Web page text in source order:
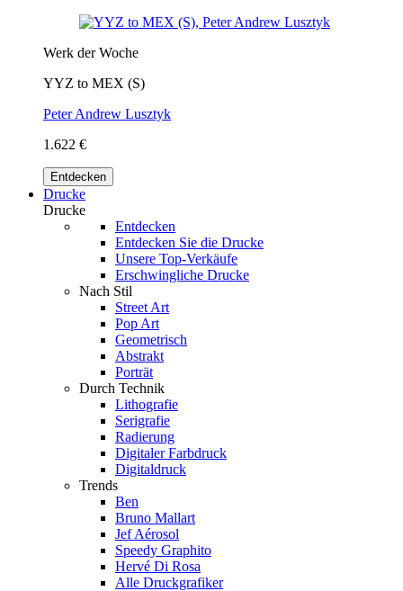
Werk der Woche
YYZ to MEX (S)
Peter Andrew Lusztyk
1.622 €
Entdecken
Drucke
Drucke
Entdecken
Entdecken Sie die Drucke
Unsere Top-Verkäufe
Erschwingliche Drucke
Nach Stil
Street Art
Pop Art
Geometrisch
Abstrakt
Porträt
Durch Technik
Lithografie
Serigrafie
Radierung
Digitaler Farbdruck
Digitaldruck
Trends
Ben
Bruno Mallart
Jef Aérosol
Speedy Graphito
Hervé Di Rosa
Alle Druckgrafiker